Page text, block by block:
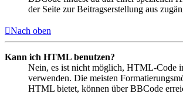
der Seite zur Beitragserstellung aus
Nach oben
Kann ich HTML benutzen?
Nein, es ist nicht möglich, HTML-Code
verwenden. Die meisten
HTML bietet, können über BBCode